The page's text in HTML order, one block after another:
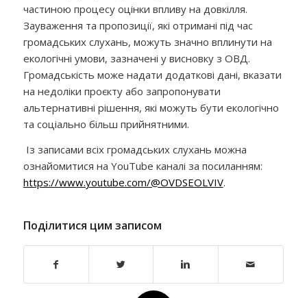
частиною процесу оцінки впливу на довкілля.
Зауваження та пропозиції, які отримані під час
громадських слухань, можуть значно вплинути на
екологічні умови, зазначені у висновку з ОВД.
Громадськість може надати додаткові дані, вказати
на недоліки проєкту або запропонувати
альтернативні рішення, які можуть бути екологічно
та соціально більш прийнятними.
Із записами всіх громадських слухань можна
ознайомитися на YouTube каналі за посиланням:
https://www.youtube.com/@OVDSEOLVIV.
Поділитися цим записом